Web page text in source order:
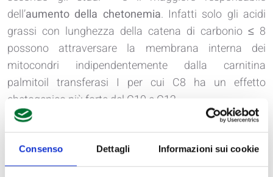
Consenso Dettagli Informazioni sui cookie
dell’aumento della chetonemia. Infatti solo gli acidi
grassi con lunghezza della catena di carbonio ≤ 8
possono attraversare la membrana interna dei
mitocondri indipendentemente dalla carnitina
palmitoil transferasi I per cui C8 ha un effetto
chetogenico più forte del C10 e C12.
Si consiglia di consumare 1 cucchiaino i primi 3 giorni.
Se necessario successivamente raddoppiare la dose,
consumando un ulteriore cucchiaino di C8 in un altro
momento della giornata.